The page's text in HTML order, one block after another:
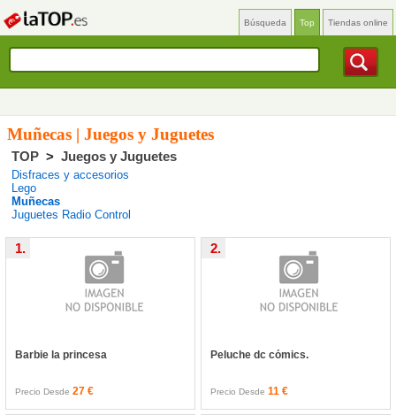
Búsqueda Top Tiendas online
Muñecas | Juegos y Juguetes
TOP >Juegos y Juguetes
Disfraces y accesorios
Lego
Muñecas
Juguetes Radio Control
Barbie la princesa
1.
Precio Desde27 €
Peluche dc cómics.
2.
Precio Desde 11 €